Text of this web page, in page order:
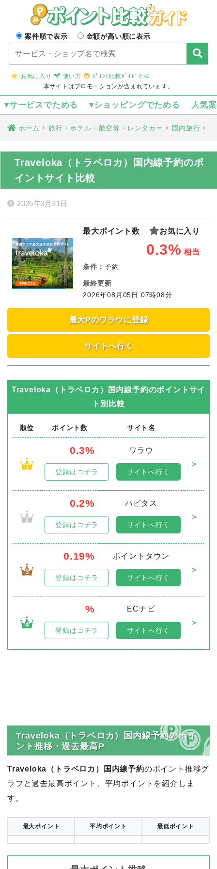
案件順で表示 金額が高い順に表示
お気に入り 使い方
ﾎﾟｲﾝﾄ比較ｶﾞｲﾄﾞとは
本サイトはプロモーションが含まれています。
▾サービスでためる ▾ショッピングでためる 人気
ホーム 旅行・ホテル・航空券・レンタカー 国内旅行
Traveloka（トラベロカ）国内線予約のポ
イントサイト比較
2025年3月31日
最大ポイント数 お気に入り
0.3% 相当
条件： 予約
最終更新
2026年08月05日 07時08分
最大Pのワラウに登録
サイトへ行く
Traveloka（トラベロカ）国内線予約のポイントサイ
ト別比較
順位 ポイント数 サイト名
1
0.3%
ワラウ
＞
登録はコチラ サイトへ行く
2
0.2%
ハピタス
＞
登録はコチラ サイトへ行く
3
0.19%
ポイントタウン
＞
登録はコチラ サイトへ行く
4
%
ECナビ
＞
登録はコチラ サイトへ行く
Traveloka（トラベロカ）国内線予約のポイ
ント推移・過去最高P
Traveloka（トラベロカ）国内線予約のポイント推移グ
ラフと過去最高ポイント、平均ポイントを紹介しま
す。
最大ポイント 平均ポイント 最低ポイント